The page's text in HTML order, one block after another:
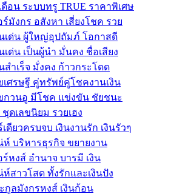
ดือน ระบบทรู TRUE ราคาพิเศษ
อร์มังกร อสังหา เสี่ยงโชค รวย
นเด่น ผู้ใหญ่อุปถัมภ์ โอกาสดี
นเด่น เป็นผู้นำ มั่นคง ชื่อเสียง
นสำเร็จ มั่งคง ก้าวกระโดด
ขเศรษฐี คู่ทรัพย์คู่โชคงานเงิน
ขกวนอู มีโชค แข่งขัน ชัยชนะ
ชุดเลขนิยม รวยเฮง
ดียวครบจบ เงินงานรัก เงินรัวๆ
น่ห์ บริหารธุรกิจ ขยายงาน
อร์หงส์ อำนาจ บารมี เงิน
น่ห์สาวโสด ทั้งรักและเงินปัง
ะกูลมังกรหงส์ เงินก้อน